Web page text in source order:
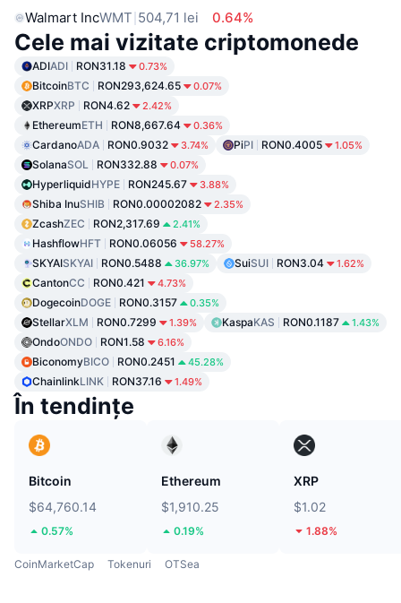
Walmart IncWMT 504,71 lei 0.64%
Cele mai vizitate criptomonede
ADIADI RON31.18 0.73%
BitcoinBTC RON293,624.65 0.07%
XRPXRP RON4.62 2.42%
EthereumETH RON8,667.64 0.36%
CardanoADA RON0.9032 3.74% PiPI RON0.4005 1.05%
SolanaSOL RON332.88 0.07%
HyperliquidHYPE RON245.67 3.88%
Shiba InuSHIB RON0.00002082 2.35%
ZcashZEC RON2,317.69 2.41%
HashflowHFT RON0.06056 58.27%
SKYAISKYAI RON0.5488 36.97% SuiSUI RON3.04 1.62%
CantonCC RON0.421 4.73%
DogecoinDOGE RON0.3157 0.35%
StellarXLM RON0.7299 1.39% KaspaKAS RON0.1187 1.43%
OndoONDO RON1.58 6.16%
BiconomyBICO RON0.2451 45.28%
ChainlinkLINK RON37.16 1.49%
În tendințe
Bitcoin
$64,760.14
0.57%
Ethereum
$1,910.25
0.19%
XRP
$1.02
1.88%
CoinMarketCap Tokenuri OTSea